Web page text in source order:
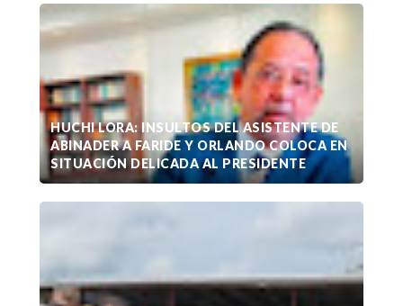
HUCHI LORA: INSULTOS DEL ASISTENTE DE
ABINADER A FARIDE Y ORLANDO COLOCA EN
SITUACIÓN DELICADA AL PRESIDENTE